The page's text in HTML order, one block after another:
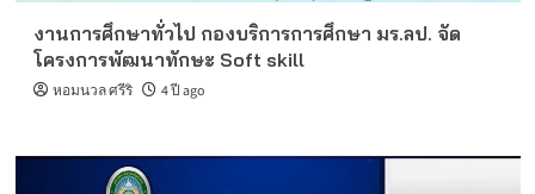
งานการศึกษาทั่วไป กองบริการการศึกษา มร.ลป. จัด
โครงการพัฒนาทักษะ Soft skill
หอมนวล ศรีริ 4 ปี ago